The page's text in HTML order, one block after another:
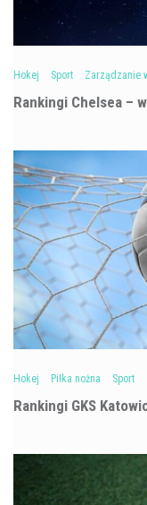
Hokej Sport Zarządzanie
Rankingi Chelsea –
Hokej Piłka nożna Sport
Rankingi GKS